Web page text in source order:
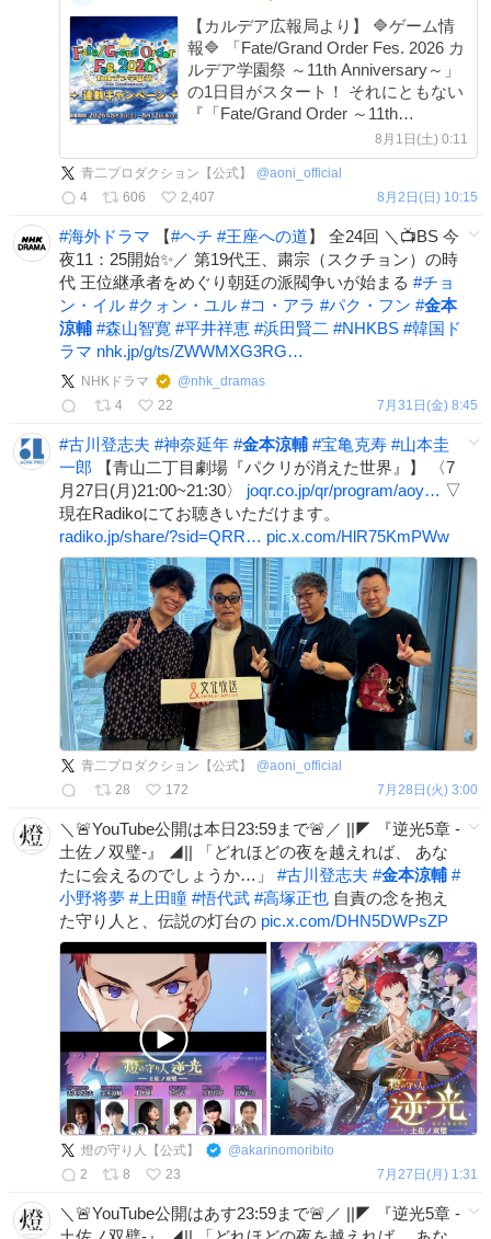
【カルデア広報局より】 🔷ゲーム情
報🔷 「Fate/Grand Order Fes. 2026 カ
ルデア学園祭 ～11th Anniversary～」
の1日目がスタート！ それにともない
『「Fate/Grand Order ～11th
Anniversary～」カルデア学園祭連動
キャンペーン』を開催！ 今年の
Fate/Grand Order Fes.では学園祭を開
催！
8月1日(土) 0:11
青二プロダクション【公式】 @aoni_official
4
606 2,407 8月2日(日) 10:15
#海外ドラマ 【#ヘチ #王座への道】 全24回 ＼📺BS 今
夜11：25開始✨／ 第19代王、粛宗（スクチョン）の時
代 王位継承者をめぐり朝廷の派閥争いが始まる #チョ
ン・イル #クォン・ユル #コ・アラ #パク・フン #金本
涼輔 #森山智寛 #平井祥恵 #浜田賢二 #NHKBS #韓国ド
ラマ nhk.jp/g/ts/ZWWMXG3RG…
NHKドラマ @nhk_dramas
4
22 7月31日(金) 8:45
#古川登志夫 #神奈延年 #金本涼輔 #宝亀克寿 #山本圭
一郎 【青山二丁目劇場『パクリが消えた世界』】 〈7
月27日(月)21:00~21:30〉 joqr.co.jp/qr/program/aoy… ▽
現在Radikoにてお聴きいただけます。
radiko.jp/share/?sid=QRR… pic.x.com/HlR75KmPWw
青二プロダクション【公式】 @aoni_official
28
172 7月28日(火) 3:00
＼🚨YouTube公開は本日23:59まで🚨／ ||◤ 『逆光5章 -
土佐ノ双璧-』 ◢|| 「どれほどの夜を越えれば、 あな
たに会えるのでしょうか…」 #古川登志夫 #金本涼輔 #
小野将夢 #上田瞳 #悟代武 #高塚正也 自責の念を抱え
た守り人と、伝説の灯台の pic.x.com/DHN5DWPsZP
燈の守り人【公式】 @akarinomoribito
2
8 23 7月27日(月) 1:31
＼🚨YouTube公開はあす23:59まで🚨／ ||◤ 『逆光5章 -